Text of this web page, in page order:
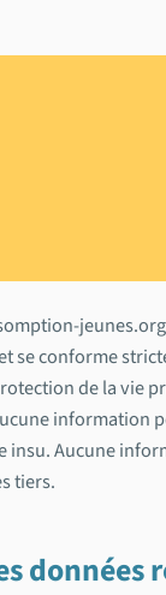
se conforme
de la vie
information
insu. Aucune
tiers.
données